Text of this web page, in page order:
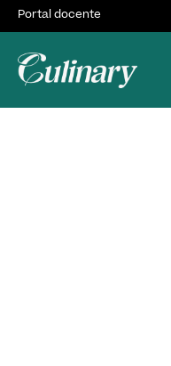
Portal docente
Portal de trabajo y prácticas